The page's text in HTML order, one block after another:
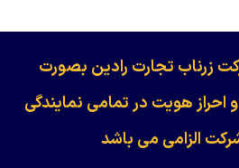
زرناب تجارت رادین بصورت
هویت در تمامی نمایندگی
الزامی می باشد